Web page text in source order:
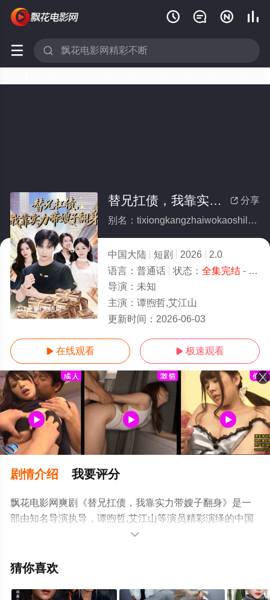
   
 
1-1全集/大结局
 分享
替兄扛债，我靠实力带嫂子翻身(全集)
别名：tixiongkangzhaiwokaoshilidaisaozifanshen
中国大陆 短剧 2026
2.0
语言： 普通话 状态： 全集完结- 免费在线观看
导演： 未知
主演： 谭煦哲,艾江山
更新时间： 2026-06-03
 在线观看  极速观看
剧情介绍 我要评分
飘花电影网爽剧《替兄扛债，我靠实力带嫂子翻身》是一
部由知名导演执导，谭煦哲,艾江山等演员精彩演绎的中国
大陆电视剧，大结局剧情已揭晓（1-1全集），手机免费观
剧提前免费观看，更多剧情信息可移步至豆瓣电视剧、电

猜你喜欢